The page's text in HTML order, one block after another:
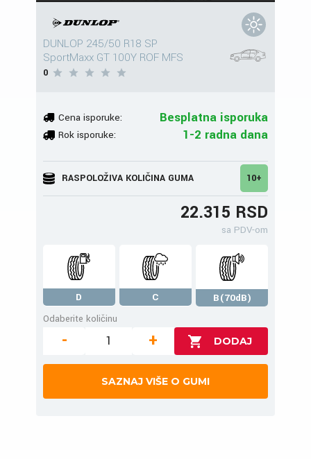
DUNLOP 245/50 R18 SP
SportMaxx GT 100Y ROF MFS
0
Cena isporuke: Besplatna isporuka
Rok isporuke: 1-2 radna dana
RASPOLOŽIVA KOLIČINA GUMA 10+
22.315 RSD
sa PDV-om
D C
B(70dB)
Odaberite količinu
- +
SAZNAJ VIŠE O GUMI